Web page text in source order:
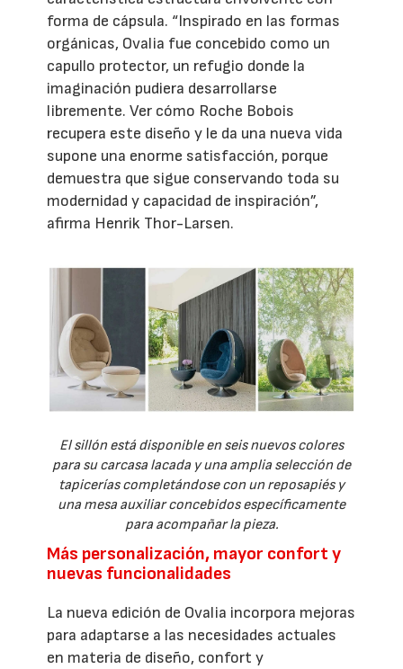
forma de cápsula. “Inspirado en las formas
orgánicas, Ovalia fue concebido como un
capullo protector, un refugio donde la
imaginación pudiera desarrollarse
libremente. Ver cómo Roche Bobois
recupera este diseño y le da una nueva vida
supone una enorme satisfacción, porque
demuestra que sigue conservando toda su
modernidad y capacidad de inspiración”,
afirma Henrik Thor-Larsen.
El sillón está disponible en seis nuevos colores
para su carcasa lacada y una amplia selección de
tapicerías completándose con un reposapiés y
una mesa auxiliar concebidos específicamente
para acompañar la pieza.
Más personalización, mayor confort y
nuevas funcionalidades
La nueva edición de Ovalia incorpora mejoras
para adaptarse a las necesidades actuales
en materia de diseño, confort y